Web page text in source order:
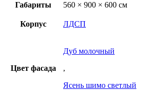
Габариты
560 × 900 × 600 см
Корпус ЛДСП
Цвет фасада
Дуб молочный
,
Ясень шимо светлый